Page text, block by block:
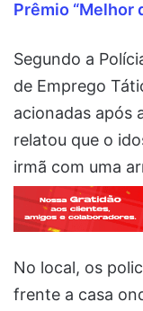
Prêmio “Melhor
Segundo a
de Emprego
acionadas após
relatou que o
irmã com uma
No local, os
frente a casa